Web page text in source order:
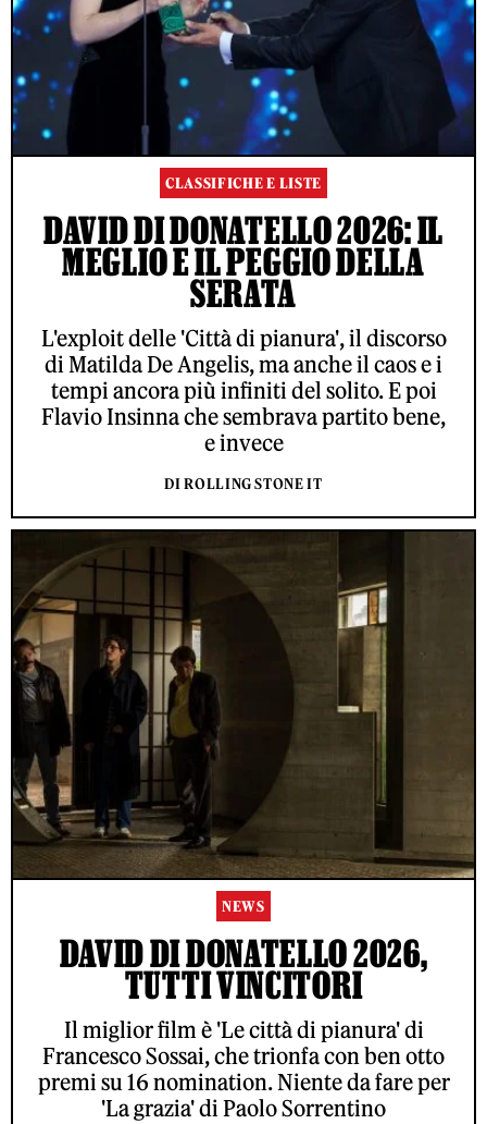
CLASSIFICHE E LISTE
DAVID DI DONATELLO 2026: IL
MEGLIO E IL PEGGIO DELLA
SERATA
L'exploit delle 'Città di pianura', il discorso
di Matilda De Angelis, ma anche il caos e i
tempi ancora più infiniti del solito. E poi
Flavio Insinna che sembrava partito bene,
e invece
DI ROLLING STONE IT
NEWS
DAVID DI DONATELLO 2026,
TUTTI VINCITORI
Il miglior film è 'Le città di pianura' di
Francesco Sossai, che trionfa con ben otto
premi su 16 nomination. Niente da fare per
'La grazia' di Paolo Sorrentino